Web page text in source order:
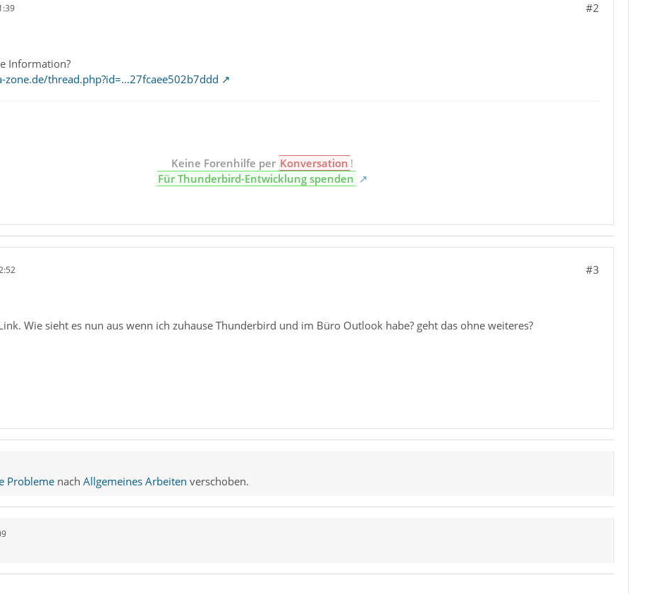
#2
Information?
thread.php?id=…27fcaee502b7ddd
Keine Forenhilfe per Konversation !
Für Thunderbird-Entwicklung spenden
#3
Wie sieht es nun aus wenn ich zuhause Thunderbird und im Büro Outlook habe? geht das ohne weiteres?
Problemenach Allgemeines Arbeiten verschoben.